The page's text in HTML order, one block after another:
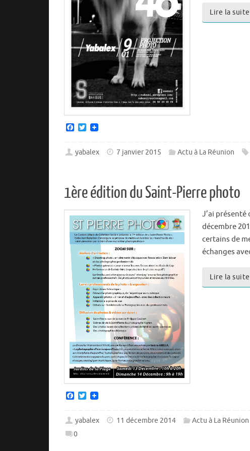
Lire la
F
e
b
T
t
yabalex 7 janvier 2015 Actu à La Réunion
1ère édition du Saint-Pierre photo
J’ai présenté
décembre
certains de
échanges
Lire la
F
e
o
T
t
yabalex 11 décembre 2014 Actu à La Réunion
0